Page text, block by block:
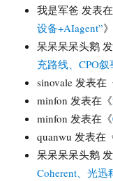
我是军爸 发表
设备+AIagent”》
呆呆呆呆头鹅
充路线、CPO
sinovale 发表在
minfon 发表在《
minfon 发表在《
quanwu 发表在
呆呆呆呆头鹅
Coherent、光